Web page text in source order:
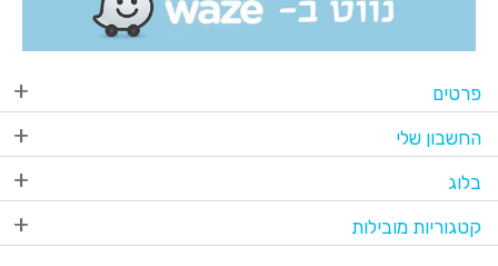
פרטים
החשבון שלי
בלוג
קטגוריות מובילות